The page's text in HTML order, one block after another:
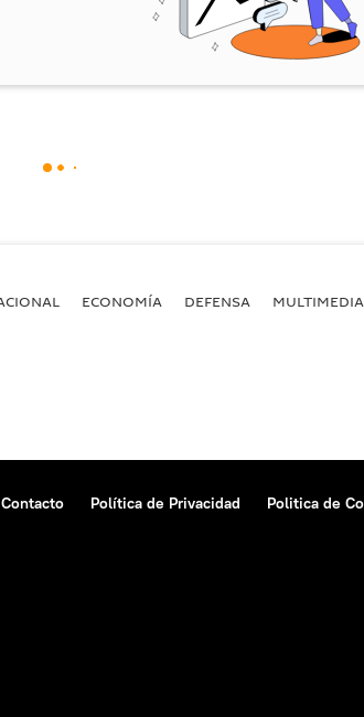
ECONOMÍA DEFENSA MULTIMEDIA
Contacto Política de Privacidad Politica de